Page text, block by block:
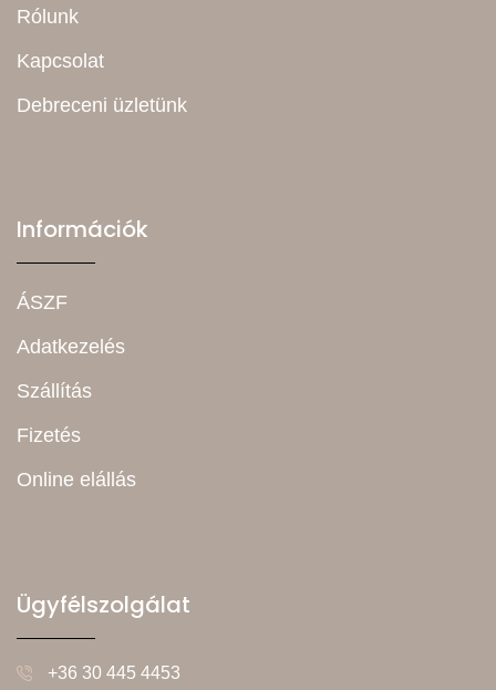
Rólunk
Kapcsolat
Debreceni üzletünk
Információk
ÁSZF
Adatkezelés
Szállítás
Fizetés
Online elállás
Ügyfélszolgálat
+36 30 445 4453